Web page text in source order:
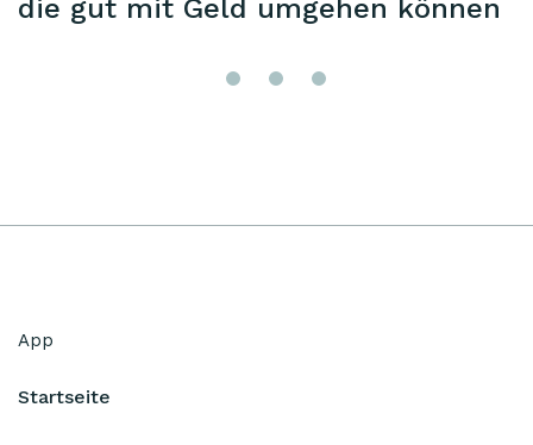
die gut mit Geld umgehen können
App
Startseite